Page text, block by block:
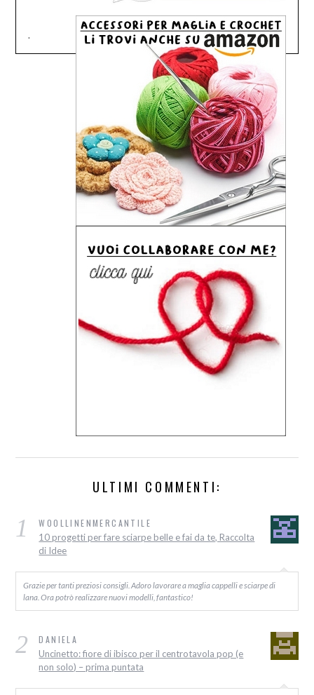
.
ULTIMI COMMENTI:
1 WOOLLINENMERCANTILE
10 progetti per fare sciarpe belle e fai da te, Raccolta
di Idee
Grazie per tanti preziosi consigli. Adoro lavorare a maglia cappelli e sciarpe di
lana. Ora potrò realizzare nuovi modelli, fantastico!
2 DANIELA
Uncinetto: fiore di ibisco per il centrotavola pop (e
non solo) – prima puntata